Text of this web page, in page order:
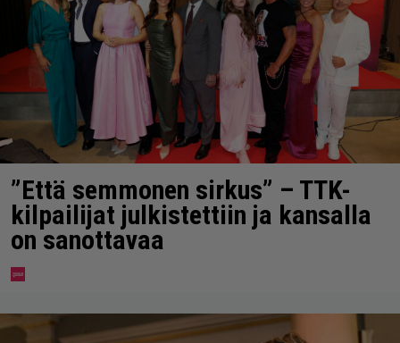
”Että semmonen sirkus” – TTK-
kilpailijat julkistettiin ja kansalla
on sanottavaa